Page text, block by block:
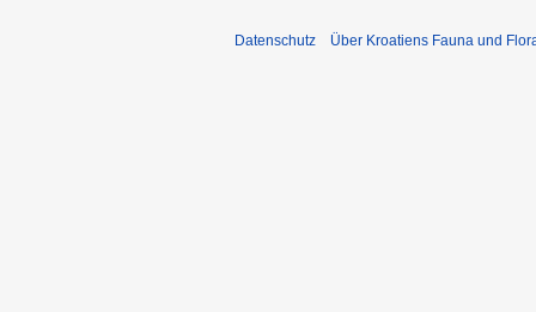
Datenschutz Über Kroatiens Fauna und